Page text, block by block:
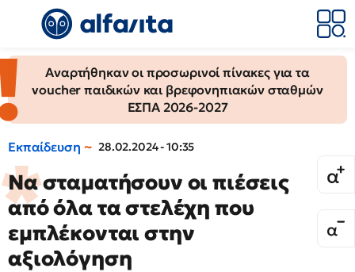
Αναρτήθηκαν οι προσωρινοί πίνακες για τα
voucher παιδικών και βρεφονηπιακών σταθμών
ΕΣΠΑ 2026-2027
Εκπαίδευση 28.02.2024 - 10:35
Να σταματήσουν οι πιέσεις
από όλα τα στελέχη που
εμπλέκονται στην
αξιολόγηση